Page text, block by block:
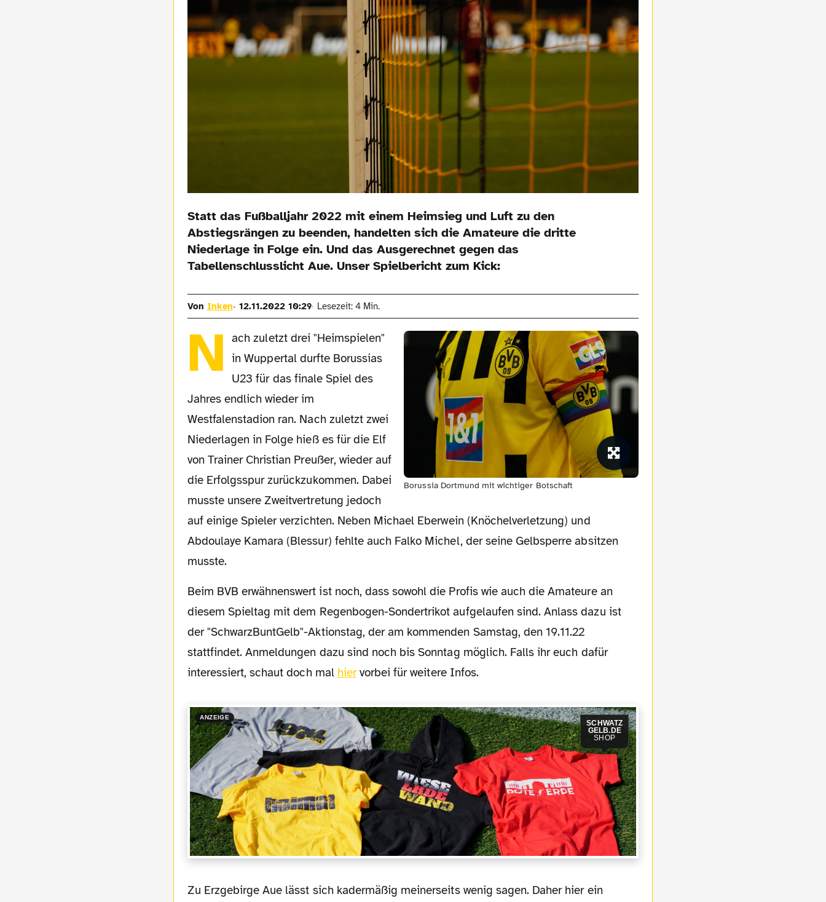
Statt das Fußballjahr 2022 mit einem Heimsieg und Luft zu den
Abstiegsrängen zu beenden, handelten sich die Amateure die dritte
Niederlage in Folge ein. Und das Ausgerechnet gegen das
Tabellenschlusslicht Aue. Unser Spielbericht zum Kick:
Von Inken 12.11.2022 10:29 Lesezeit: 4 Min.
Borussia Dortmund mit wichtiger Botschaft
N ach zuletzt drei "Heimspielen"
in Wuppertal durfte Borussias
U23 für das finale Spiel des
Jahres endlich wieder im
Westfalenstadion ran. Nach zuletzt zwei
Niederlagen in Folge hieß es für die Elf
von Trainer Christian Preußer, wieder auf
die Erfolgsspur zurückzukommen. Dabei
musste unsere Zweitvertretung jedoch
auf einige Spieler verzichten. Neben Michael Eberwein (Knöchelverletzung) und
Abdoulaye Kamara (Blessur) fehlte auch Falko Michel, der seine Gelbsperre absitzen
musste.
Beim BVB erwähnenswert ist noch, dass sowohl die Profis wie auch die Amateure an
diesem Spieltag mit dem Regenbogen-Sondertrikot aufgelaufen sind. Anlass dazu ist
der "SchwarzBuntGelb"-Aktionstag, der am kommenden Samstag, den 19.11.22
stattfindet. Anmeldungen dazu sind noch bis Sonntag möglich. Falls ihr euch dafür
interessiert, schaut doch mal hiervorbei für weitere Infos.
ANZEIGE
SCHWATZ
GELB.DE
SHOP
Zu Erzgebirge Aue lässt sich kadermäßig meinerseits wenig sagen. Daher hier ein